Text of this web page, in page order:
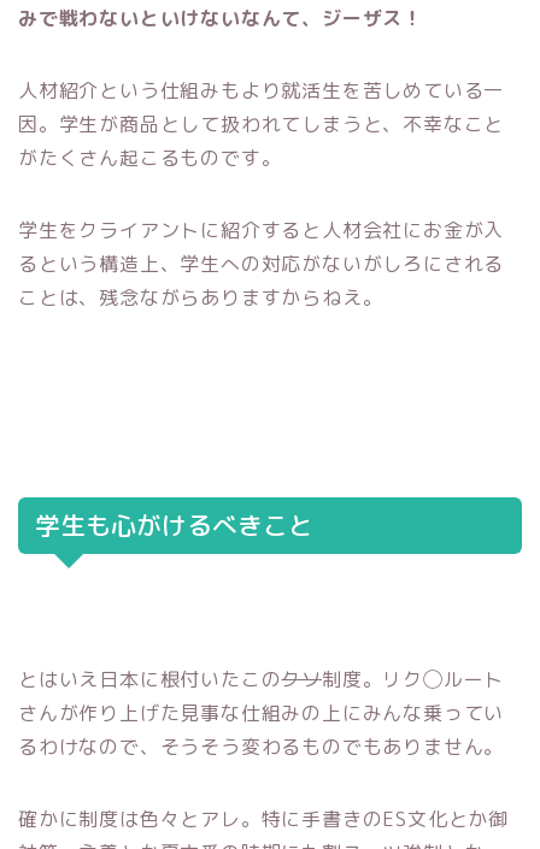
みで戦わないといけないなんて、ジーザス！
人材紹介という仕組みもより就活生を苦しめている一
因。学生が商品として扱われてしまうと、不幸なこと
がたくさん起こるものです。
学生をクライアントに紹介すると人材会社にお金が入
るという構造上、学生への対応がないがしろにされる
ことは、残念ながらありますからねえ。
学生も心がけるべきこと
とはいえ日本に根付いたこのクソ制度。リク◯ルート
さんが作り上げた見事な仕組みの上にみんな乗ってい
るわけなので、そうそう変わるものでもありません。
確かに制度は色々とアレ。特に手書きのES文化とか御